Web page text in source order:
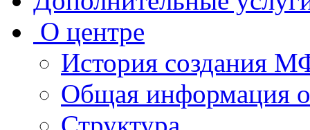
О центре
История создания
Общая